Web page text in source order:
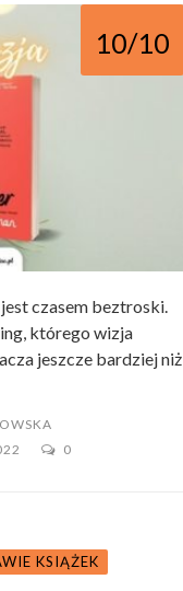
10/10
czasem beztroski.
którego wizja
jeszcze bardziej niż
0
KSIĄŻEK